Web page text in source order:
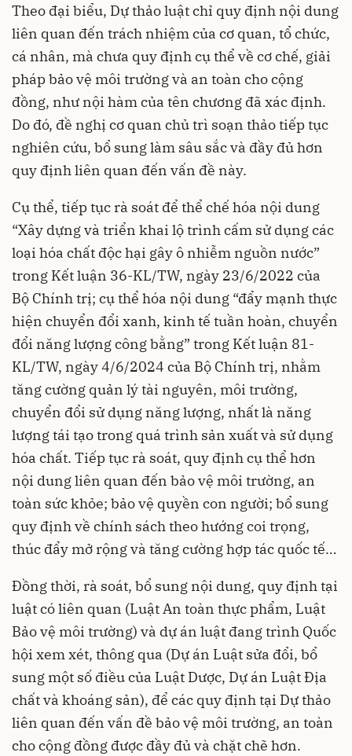
Theo đại biểu, Dự thảo luật chỉ quy định nội dung
liên quan đến trách nhiệm của cơ quan, tổ chức,
cá nhân, mà chưa quy định cụ thể về cơ chế, giải
pháp bảo vệ môi trường và an toàn cho cộng
đồng, như nội hàm của tên chương đã xác định.
Do đó, đề nghị cơ quan chủ trì soạn thảo tiếp tục
nghiên cứu, bổ sung làm sâu sắc và đầy đủ hơn
quy định liên quan đến vấn đề này.
Cụ thể, tiếp tục rà soát để thể chế hóa nội dung
“Xây dựng và triển khai lộ trình cấm sử dụng các
loại hóa chất độc hại gây ô nhiễm nguồn nước”
trong Kết luận 36-KL/TW, ngày 23/6/2022 của
Bộ Chính trị; cụ thể hóa nội dung “đẩy mạnh thực
hiện chuyển đổi xanh, kinh tế tuần hoàn, chuyển
đổi năng lượng công bằng” trong Kết luận 81-
KL/TW, ngày 4/6/2024 của Bộ Chính trị, nhằm
tăng cường quản lý tài nguyên, môi trường,
chuyển đổi sử dụng năng lượng, nhất là năng
lượng tái tạo trong quá trình sản xuất và sử dụng
hóa chất. Tiếp tục rà soát, quy định cụ thể hơn
nội dung liên quan đến bảo vệ môi trường, an
toàn sức khỏe; bảo vệ quyền con người; bổ sung
quy định về chính sách theo hướng coi trọng,
thúc đẩy mở rộng và tăng cường hợp tác quốc tế…
Đồng thời, rà soát, bổ sung nội dung, quy định tại
luật có liên quan (Luật An toàn thực phẩm, Luật
Bảo vệ môi trường) và dự án luật đang trình Quốc
hội xem xét, thông qua (Dự án Luật sửa đổi, bổ
sung một số điều của Luật Dược, Dự án Luật Địa
chất và khoáng sản), để các quy định tại Dự thảo
liên quan đến vấn đề bảo vệ môi trường, an toàn
cho cộng đồng được đầy đủ và chặt chẽ hơn.